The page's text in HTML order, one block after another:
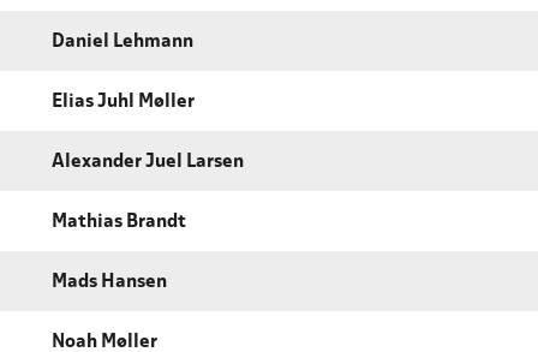
Daniel Lehmann
Elias Juhl Møller
Alexander Juel Larsen
Mathias Brandt
Mads Hansen
Noah Møller